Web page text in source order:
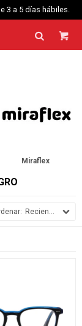
3 a 5 días hábiles.
Miraflex
Recientes